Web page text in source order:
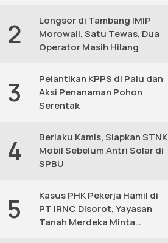
2
Longsor di Tambang IMIP
Morowali, Satu Tewas, Dua
Operator Masih Hilang
3
Pelantikan KPPS di Palu dan
Aksi Penanaman Pohon
Serentak
4
Berlaku Kamis, Siapkan STNK
Mobil Sebelum Antri Solar di
SPBU
5
Kasus PHK Pekerja Hamil di
PT IRNC Disorot, Yayasan
Tanah Merdeka Minta